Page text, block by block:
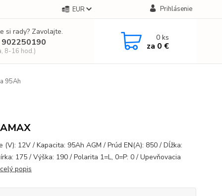
EUR Prihlásenie
si rady? Zavolajte.
8-16 hod.)
0ks
za 0 €
95Ah
(V): 12V / Kapacita: 95Ah AGM / Prúd EN(A): 850 / Dĺžka:
175 / Výška: 190 / Polarita 1=L, 0=P: 0 / Upevňovacia
celý popis